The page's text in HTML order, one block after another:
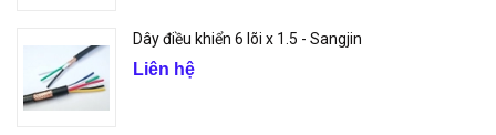
Dây điều khiển 6 lõi x 1.5 - Sangjin
Liên hệ